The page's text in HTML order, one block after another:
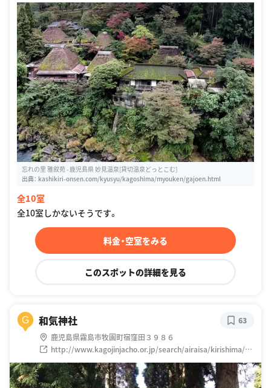
忘れの里 雅叙苑 - 鹿児島県 妙見温泉[貸切温泉どっとこむ]
出典： kashikiri-onsen.com/kyusyu/kagoshima/myouken/gajoen.html
全10室
全10室しかないそうです。
料金・空室をみる
このスポットの詳細を見る
G 和気神社
鹿児島県霧島市牧園町宿窪田３９８６
http://www.kagojinjacho.or.jp/search/airaisa/kirishima/po
st-1120.html
63